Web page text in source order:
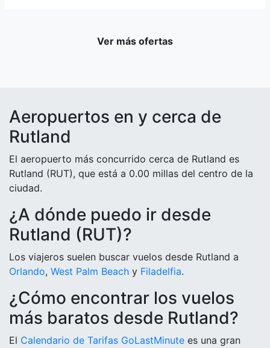
Ver más ofertas
Aeropuertos en y cerca de
Rutland
El aeropuerto más concurrido cerca de Rutland es
Rutland (RUT), que está a 0.00 millas del centro de la
ciudad.
¿A dónde puedo ir desde
Rutland (RUT)?
Los viajeros suelen buscar vuelos desde Rutland a
Orlando, West Palm Beach y Filadelfia.
¿Cómo encontrar los vuelos
más baratos desde Rutland?
El Calendario de Tarifas GoLastMinute es una gran